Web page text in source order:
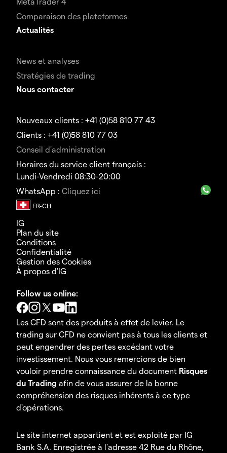
Comparaison des plateformes
Actualités
News et analyses
Stratégies de trading
Nous contacter
Nouveaux clients : +41 (0)58 810 77 43
Clients : +41 (0)58 810 77 03
Conseil d'administration
Horaires du service client français :
Lundi-Vendredi 08:30-20:00
WhatsApp : Cliquez ici
IG
Plan du site
Conditions
Confidentialité
Gestion des Cookies
À propos d'IG
Follow us online:
Les CFD sont des produits à effet de levier. Le
trading sur CFD ne convient pas à tous les clients et
peut engendrer des pertes excédant votre
investissement. Nous vous remercions de bien
vouloir prendre connaissance du document Risques
du Trading afin de vous assurer de la bonne
compréhension des risques inhérents à ce type
d'opérations.
Le site internet appartient et est exploité par IG
Bank S.A. Enregistrée à l'adresse 42 Rue du Rhône,